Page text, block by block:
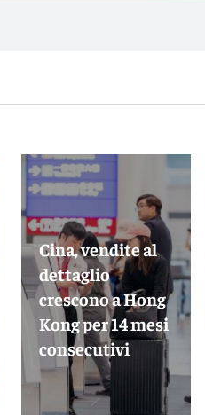
Cina, vendite al
dettaglio
crescono a Hong
Kong per 14 mesi
consecutivi